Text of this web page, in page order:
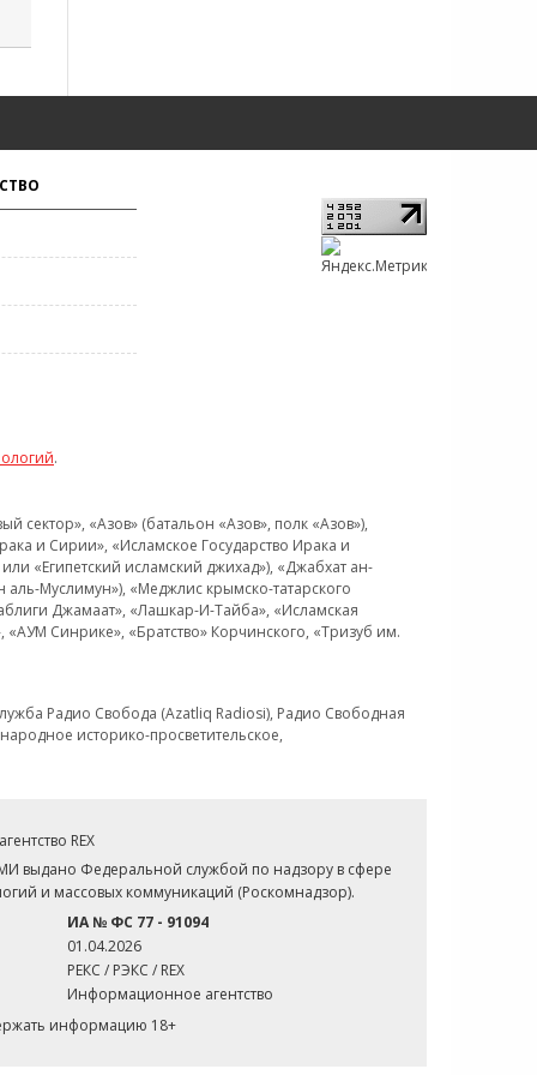
.
«Азов» (батальон «Азов», полк «Азов»),
и Сирии», «Исламское Государство Ирака и
«Египетский исламский джихад»), «Джабхат ан-
Муслимун»), «Меджлис крымско-татарского
Джамаат», «Лашкар-И-Тайба», «Исламская
Синрике», «Братство» Корчинского, «Тризуб им.
Радио Свобода (Azatliq Radiosi), Радио Свободная
историко-просветительское,
REX
выдано Федеральной службой по надзору в сфере
и массовых коммуникаций (Роскомнадзор).
ИА № ФС 77 - 91094
01.04.2026
РЕКС / РЭКС / REX
Информационное агентство
информацию 18+